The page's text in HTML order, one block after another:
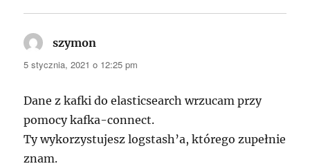
szymon
5 stycznia, 2021 o 12:25 pm
Dane z kafki do elasticsearch wrzucam przy
pomocy kafka-connect.
Ty wykorzystujesz logstash’a, którego zupełnie
znam.